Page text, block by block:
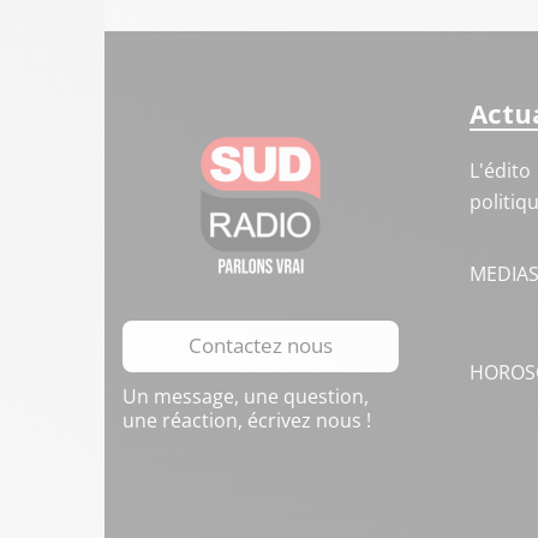
Contactez nous
Un message, une question,
une réaction, écrivez nous !
L'édito
MEDIAS